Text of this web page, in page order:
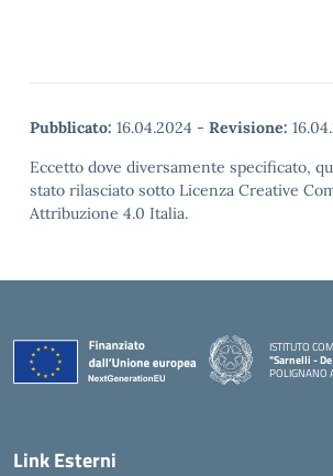
Pubblicato: 16.04.2024 - Revisione:
Eccetto dove diversamente specificato,
stato rilasciato sotto Licenza Creative
Attribuzione 4.0 Italia.
ISTITUTO
"Sarnelli -
POLIGNANO
Link Esterni